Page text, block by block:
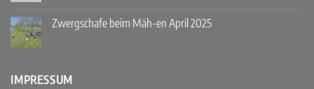
zu
Deutschlands
unserem
Apfelverjus
Zwergschafe beim Mäh-en April 2025
beim
Mäh-
IMPRESSUM